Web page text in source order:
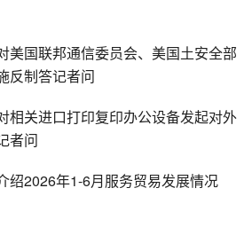
美国联邦通信委员会、美国土安全部
反制答记者问
相关进口打印复印办公设备发起对外
者问
绍2026年1-6月服务贸易发展情况